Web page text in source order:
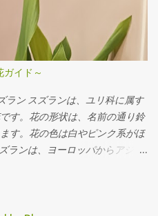
ガイド～
ラン スズランは、ユリ科に属す
す。花の形状は、名前の通り鈴
す。花の色は白やピンク系がほ
ランは、ヨーロッパからアジア